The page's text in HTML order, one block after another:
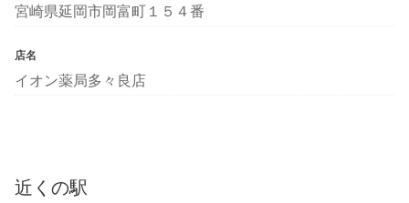
宮崎県延岡市岡富町１５４番
店名
イオン薬局多々良店
近くの駅